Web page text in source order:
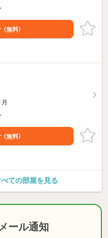
（無料）
（無料）
ての部屋を見る
ール通知